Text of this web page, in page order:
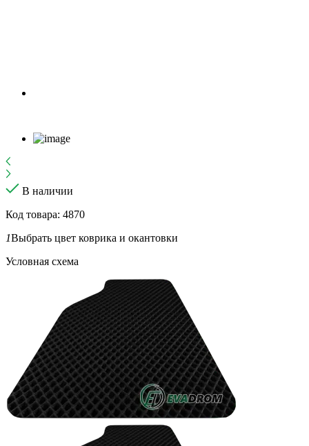
В наличии
Код товара: 4870
1Выбрать цвет коврика и окантовки
Условная схема